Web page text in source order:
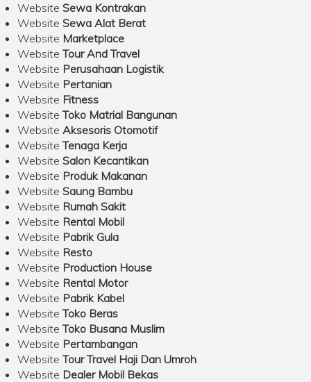
Website Sewa Kontrakan
Website Sewa Alat Berat
Website Marketplace
WebsiteTour And Travel
Website Perusahaan Logistik
Website Pertanian
Website Fitness
WebsiteToko Matrial Bangunan
Website Aksesoris Otomotif
WebsiteTenaga Kerja
Website Salon Kecantikan
Website Produk Makanan
Website Saung Bambu
Website Rumah Sakit
Website Rental Mobil
Website Pabrik Gula
Website Resto
Website Production House
Website Rental Motor
Website Pabrik Kabel
WebsiteToko Beras
WebsiteToko Busana Muslim
Website Pertambangan
WebsiteTour Travel Haji Dan Umroh
Website Dealer Mobil Bekas